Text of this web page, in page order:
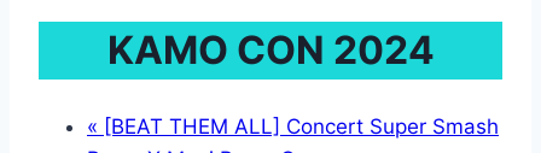
KAMO CON 2024
« [BEAT THEM ALL] Concert Super Smash